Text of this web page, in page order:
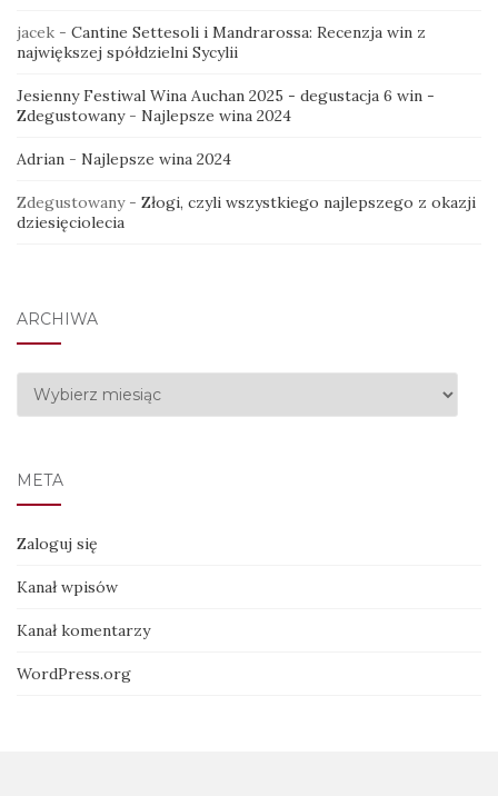
jacek - Cantine Settesoli i Mandrarossa: Recenzja win z
największej spółdzielni Sycylii
Jesienny Festiwal Wina Auchan 2025 - degustacja 6 win -
Zdegustowany- Najlepsze wina 2024
Adrian - Najlepsze wina 2024
Zdegustowany- Złogi, czyli wszystkiego najlepszego z okazji
dziesięciolecia
ARCHIWA
Archiwa
META
Zaloguj się
Kanał wpisów
Kanał komentarzy
WordPress.org